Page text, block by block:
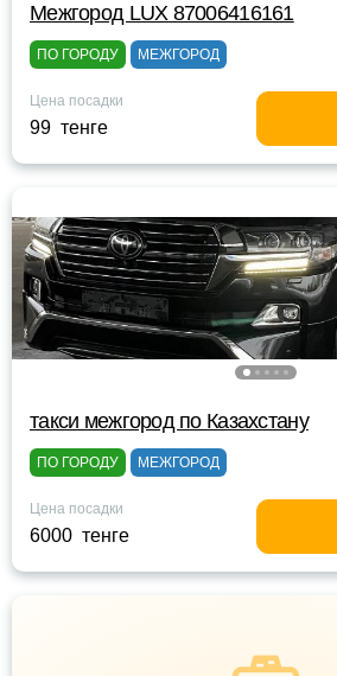
Межгород LUX 87006416161
ПО ГОРОДУ МЕЖГОРОД
Цена посадки
99 тенге
такси межгород по Казахстану
ПО ГОРОДУ МЕЖГОРОД
Цена посадки
6000 тенге